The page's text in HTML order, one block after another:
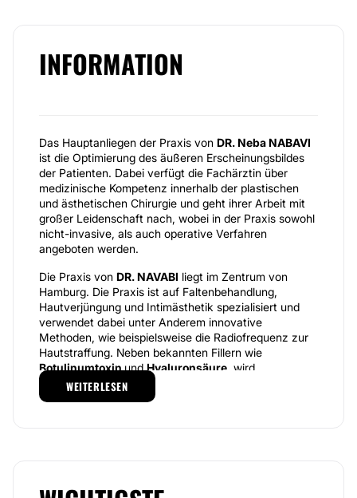
INFORMATION
Das Hauptanliegen der Praxis von DR. Neba NABAVI
ist die Optimierung des äußeren Erscheinungsbildes
der Patienten. Dabei verfügt die Fachärztin über
medizinische Kompetenz innerhalb der plastischen
und ästhetischen Chirurgie und geht ihrer Arbeit mit
großer Leidenschaft nach, wobei in der Praxis sowohl
nicht-invasive, als auch operative Verfahren
angeboten werden.
Die Praxis von DR. NAVABI liegt im Zentrum von
Hamburg. Die Praxis ist auf Faltenbehandlung,
Hautverjüngung und Intimästhetik spezialisiert und
verwendet dabei unter Anderem innovative
Methoden, wie beispielsweise die Radiofrequenz zur
Hautstraffung. Neben bekannten Fillern wie
BotulinumtoxinundHyaluronsäure , wird
beispielsweise auch das sogenannte Radiesse zur
Faltenunterspritzung verwendet. Die Praxis von
WEITERLESEN